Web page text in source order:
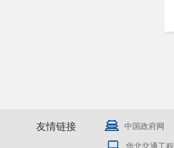
友情链接 中国政府网
华北交通工程